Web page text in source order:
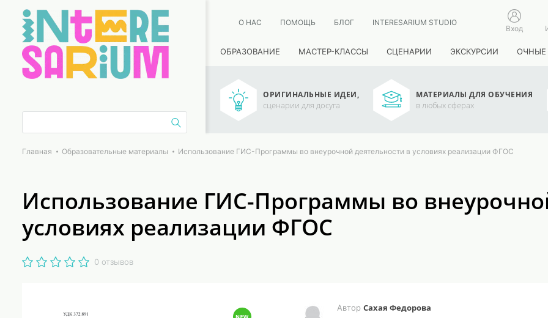
О НАС ПОМОЩЬ БЛОГ INTERESARIUM STUDIO
Вход
ОБРАЗОВАНИЕ МАСТЕР-КЛАССЫ СЦЕНАРИИ ЭКСКУРСИИ ОЧНЫЕ
ОРИГИНАЛЬНЫЕ ИДЕИ,
сценарии для досуга
МАТЕРИАЛЫ ДЛЯ ОБУЧЕНИЯ
в любых сферах
Главная Образовательные материалы Использование ГИС-Программы во внеурочной деятельности в условиях реализации ФГОС
Использование ГИС-Программы во
условиях реализации ФГОС
0 отзывов
Автор Сахая Федорова